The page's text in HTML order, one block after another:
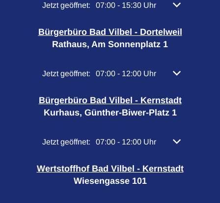
Klicken, um weitere Öffnungs- oder Schließzeiten
Jetzt geöffnet: 07:00 - 15:30 Uhr Von 07:00 bis
Bürgerbüro Bad Vilbel - Dortelweil
Rathaus, Am Sonnenplatz 1
Klicken, um weitere Öffnungs- oder Schließzeiten
Jetzt geöffnet: 07:00 - 12:00 Uhr Von 07:00 bis
Bürgerbüro Bad Vilbel - Kernstadt
Kurhaus, Günther-Biwer-Platz 1
Klicken, um weitere Öffnungs- oder Schließzeiten
Jetzt geöffnet: 07:00 - 12:00 Uhr Von 07:00 bis
Wertstoffhof Bad Vilbel - Kernstadt
Wiesengasse 101